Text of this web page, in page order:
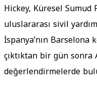
Hickey, Küresel
uluslararası sivil
İspanya’nın Barselona
çıktıktan bir gün
değerlendirmelerde